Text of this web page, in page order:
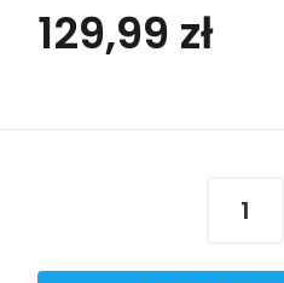
129,99 zł